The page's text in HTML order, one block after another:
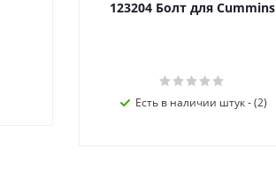
123204 Болт для Cummins
Есть в наличии штук - (2)